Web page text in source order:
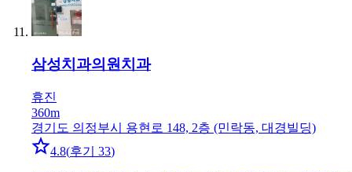
삼성치과의원 치과
휴진
360m
경기도 의정부시 용현로 148, 2층 (민락동, 대경빌딩)
4.8(후기 33)